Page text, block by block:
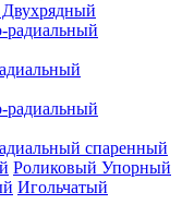
спаренный
Роликовый Упорный
Игольчатый